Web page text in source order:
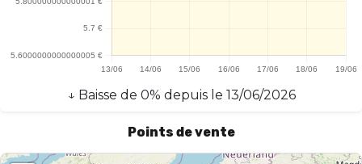
↓ Baisse de 0% depuis le 13/06/2026
Points de vente